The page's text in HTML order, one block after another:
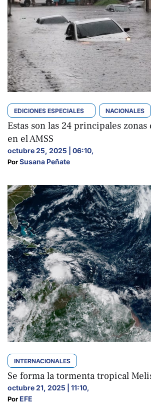
EDICIONES ESPECIALES NACIONALES
Estas son las 24 principales
en el AMSS
octubre 25, 2025 | 06:10,
Por Susana Peñate
INTERNACIONALES
Se forma la tormenta tropical
octubre 21, 2025 | 11:10,
Por EFE